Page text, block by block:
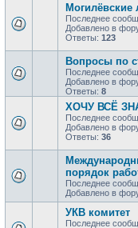
Могилёвские
Последнее
Добавлено в
Ответы: 123
Вопросы по
Последнее
Добавлено в
Ответы: 8
ХОЧУ ВСЁ
Последнее
Добавлено в
Ответы: 36
порядок
Последнее
Добавлено в
УКВ комитет
Последнее